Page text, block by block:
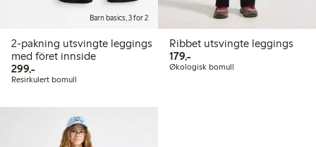
Barn basics, 3 for 2
2-pakning utsvingte leggings
med föret innside
299,-299,00 kr
Resirkulert bomull
Ribbet utsvingte leggings
179,-179,00 kr
Økologisk bomull